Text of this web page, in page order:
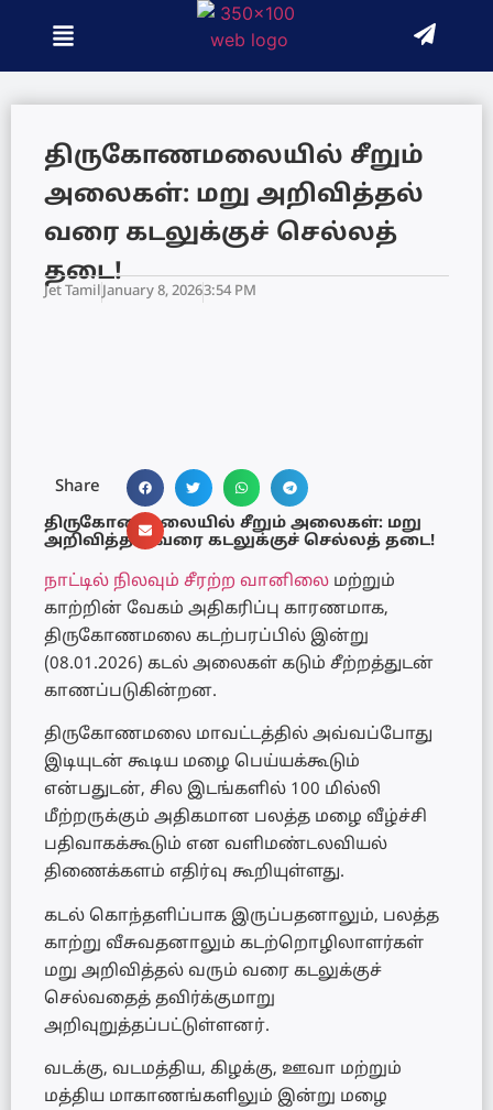
திருகோணமலையில் சீறும்
அலைகள்: மறு அறிவித்தல்
வரை கடலுக்குச் செல்லத்
தடை!
Jet Tamil January 8, 20263:54 PM
Share
திருகோணமலையில் சீறும் அலைகள்: மறு
அறிவித்தல் வரை கடலுக்குச் செல்லத் தடை!
நாட்டில் நிலவும் சீரற்ற வானிலை மற்றும்
காற்றின் வேகம் அதிகரிப்பு காரணமாக,
திருகோணமலை கடற்பரப்பில் இன்று
(08.01.2026) கடல் அலைகள் கடும் சீற்றத்துடன்
காணப்படுகின்றன.
திருகோணமலை மாவட்டத்தில் அவ்வப்போது
இடியுடன் கூடிய மழை பெய்யக்கூடும்
என்பதுடன், சில இடங்களில் 100 மில்லி
மீற்றருக்கும் அதிகமான பலத்த மழை வீழ்ச்சி
பதிவாகக்கூடும் என வளிமண்டலவியல்
திணைக்களம் எதிர்வு கூறியுள்ளது.
கடல் கொந்தளிப்பாக இருப்பதனாலும், பலத்த
காற்று வீசுவதனாலும் கடற்றொழிலாளர்கள்
மறு அறிவித்தல் வரும் வரை கடலுக்குச்
செல்வதைத் தவிர்க்குமாறு
அறிவுறுத்தப்பட்டுள்ளனர்.
வடக்கு, வடமத்திய, கிழக்கு, ஊவா மற்றும்
மத்திய மாகாணங்களிலும் இன்று மழை